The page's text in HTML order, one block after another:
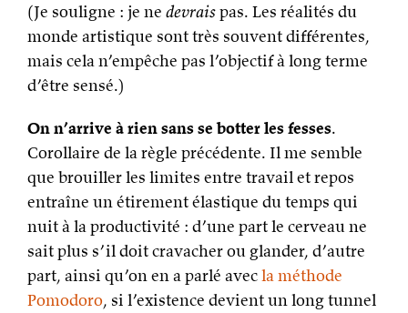
(Je souligne : je ne devraispas. Les réalités du
monde artistique sont très souvent différentes,
mais cela n’empêche pas l’objectif à long terme
d’être sensé.)
On n’arrive à rien sans se botter les fesses.
Corollaire de la règle précédente. Il me semble
que brouiller les limites entre travail et repos
entraîne un étirement élastique du temps qui
nuit à la productivité : d’une part le cerveau ne
sait plus s’il doit cravacher ou glander, d’autre
part, ainsi qu’on en a parlé avecla méthode
Pomodoro, si l’existence devient un long tunnel